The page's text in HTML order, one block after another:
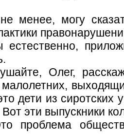
менее, могу
естественно,
Олег,
малолетних,
дети из сиротских
эти выпускники
проблема